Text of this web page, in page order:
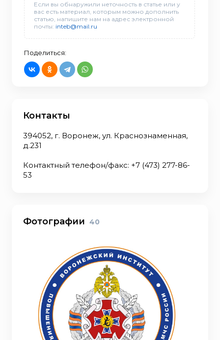
Если вы обнаружили неточность в статье или у
вас есть материал, которым можно дополнить
статью, напишите нам на адрес электронной
почты: inteb@mail.ru
Поделиться:
Контакты
394052, г. Воронеж, ул. Краснознаменная,
д.231
Контактный телефон/факс: +7 (473) 277-86-
53
Фотографии 40